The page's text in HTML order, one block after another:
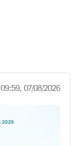
09:59, 07/08/2026